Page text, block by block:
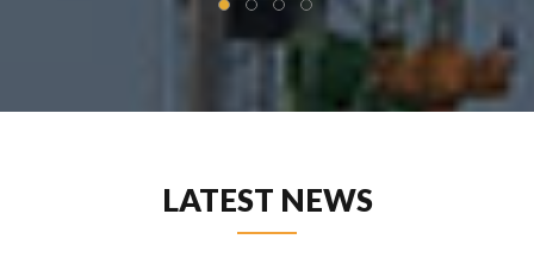
LATEST NEWS